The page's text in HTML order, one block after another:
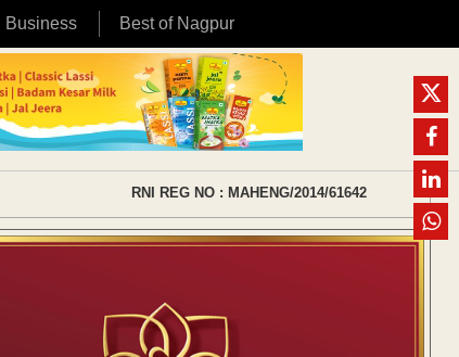
Business Best of Nagpur
RNI REG NO : MAHENG/2014/61642